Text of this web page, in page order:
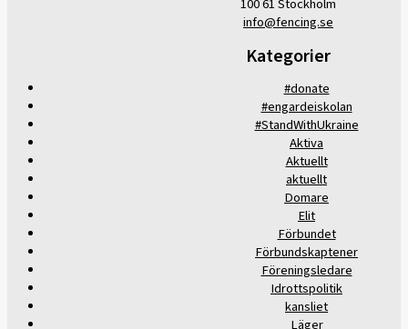
100 61 Stockholm
info@fencing.se
Kategorier
#donate
#engardeiskolan
#StandWithUkraine
Aktiva
Aktuellt
aktuellt
Domare
Elit
Förbundet
Förbundskaptener
Föreningsledare
Idrottspolitik
kansliet